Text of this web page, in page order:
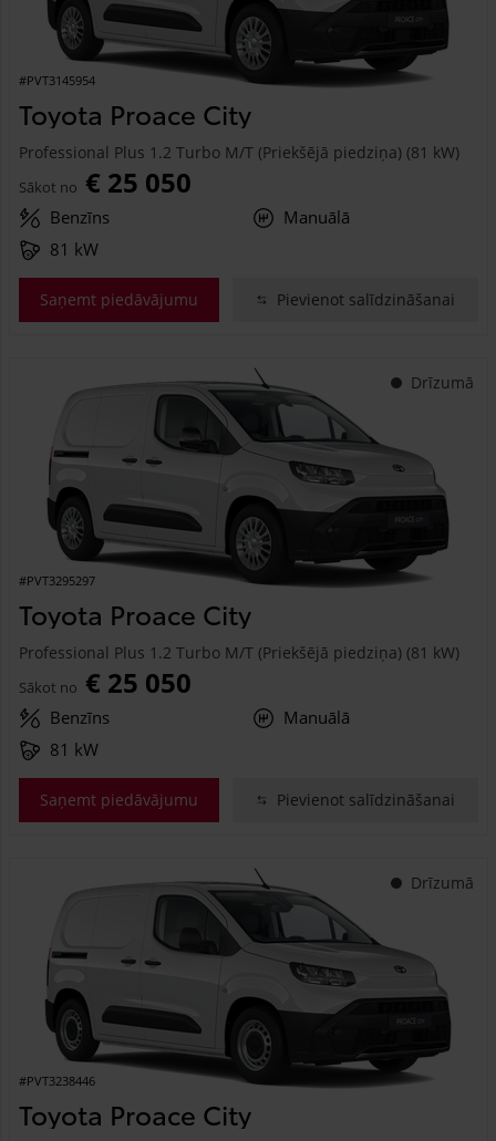
#PVT3145954
Toyota Proace City
Professional Plus 1.2 Turbo M/T (Priekšējā piedziņa) (81 kW)
Sākot no € 25 050
Benzīns
Manuālā
81 kW
Saņemt piedāvājumu Pievienot salīdzināšanai
Drīzumā
#PVT3295297
Toyota Proace City
Professional Plus 1.2 Turbo M/T (Priekšējā piedziņa) (81 kW)
Sākot no € 25 050
Benzīns
Manuālā
81 kW
Saņemt piedāvājumu Pievienot salīdzināšanai
Drīzumā
#PVT3238446
Toyota Proace City